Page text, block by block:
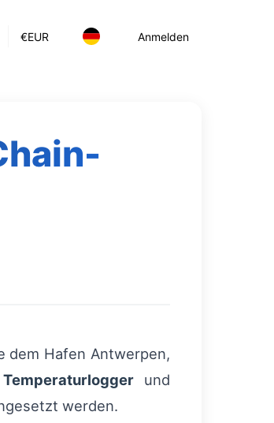
€EUR Anmelden
dem Hafen Antwerpen,
Temperaturloggerund
werden.